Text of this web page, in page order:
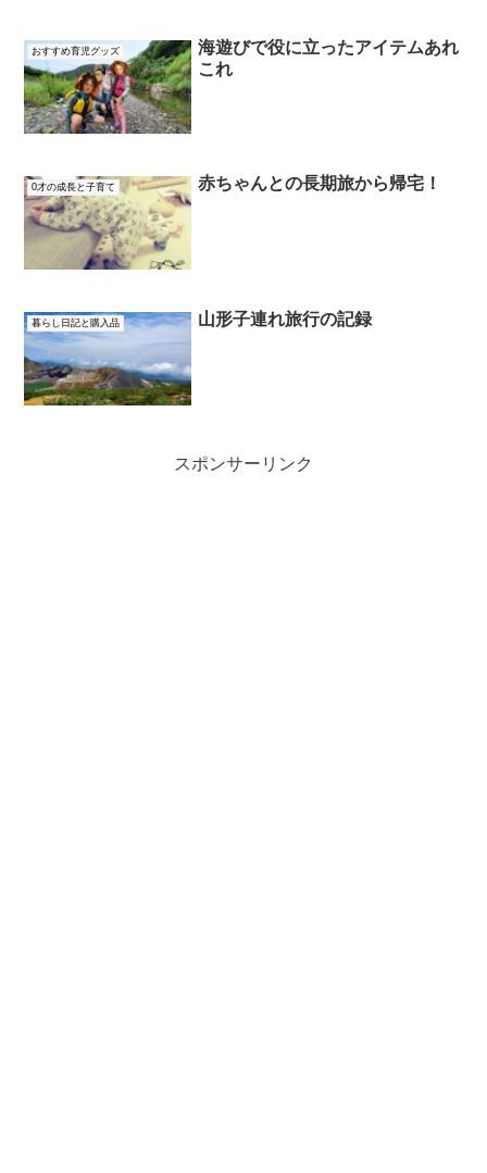
おすすめ育児グッズ
海遊びで役に立ったアイテムあれ
これ
0才の成長と子育て 赤ちゃんとの長期旅から帰宅！
暮らし日記と購入品 山形子連れ旅行の記録
スポンサーリンク